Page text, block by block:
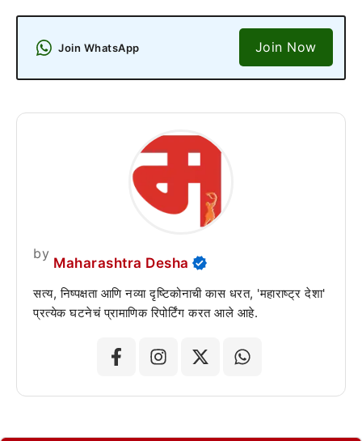
Join WhatsApp Join Now
by
Maharashtra Desha
सत्य, निष्पक्षता आणि नव्या दृष्टिकोनाची कास धरत, 'महाराष्ट्र देशा'
प्रत्येक घटनेचं प्रामाणिक रिपोर्टिंग करत आले आहे.